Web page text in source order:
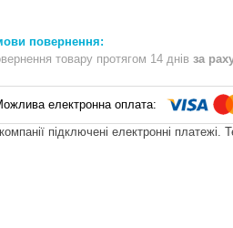
товару протягом 14 днів за
підключені електронні